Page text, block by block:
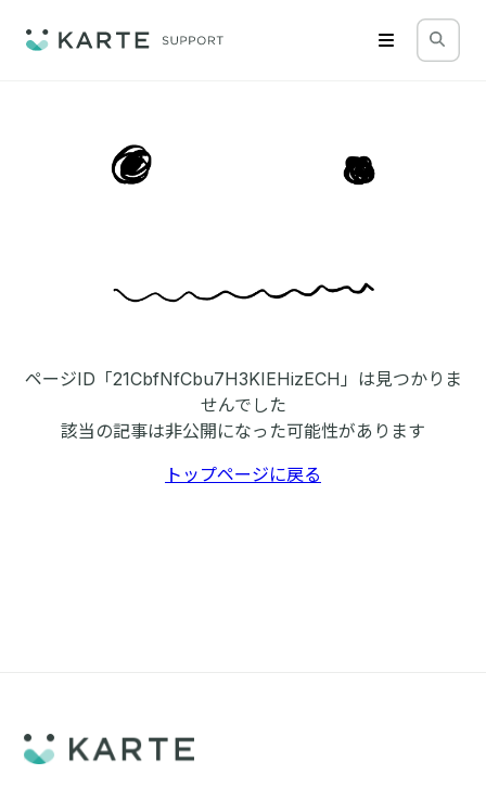
ページID「21CbfNfCbu7H3KIEHizECH」は見つかりま
せんでした
該当の記事は非公開になった可能性があります
トップページに戻る